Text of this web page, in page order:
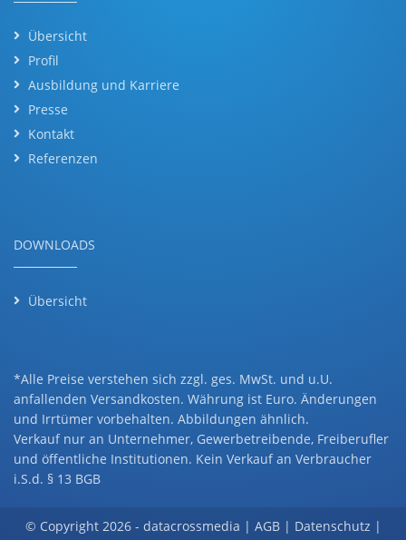
Übersicht
Profil
Ausbildung und Karriere
Presse
Kontakt
Referenzen
DOWNLOADS
Übersicht
*Alle Preise verstehen sich zzgl. ges. MwSt. und u.U.
anfallenden Versandkosten. Währung ist Euro. Änderungen
und Irrtümer vorbehalten. Abbildungen ähnlich.
Verkauf nur an Unternehmer, Gewerbetreibende, Freiberufler
und öffentliche Institutionen. Kein Verkauf an Verbraucher
i.S.d. § 13 BGB
© Copyright 2026 - datacrossmedia | AGB| Datenschutz |